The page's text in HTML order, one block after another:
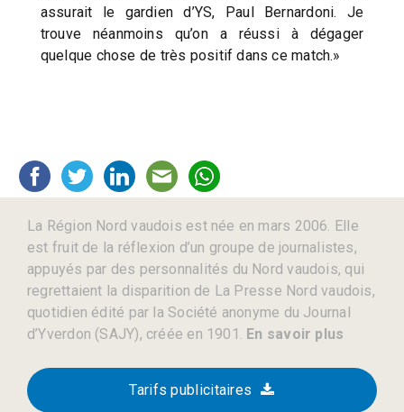
assurait le gardien d’YS, Paul Bernardoni. Je
trouve néanmoins qu’on a réussi à dégager
quelque chose de très positif dans ce match.»
La Région Nord vaudois est née en mars 2006. Elle
est fruit de la réflexion d’un groupe de journalistes,
appuyés par des personnalités du Nord vaudois, qui
regrettaient la disparition de La Presse Nord vaudois,
quotidien édité par la Société anonyme du Journal
d’Yverdon (SAJY), créée en 1901. En savoir plus
Tarifs publicitaires